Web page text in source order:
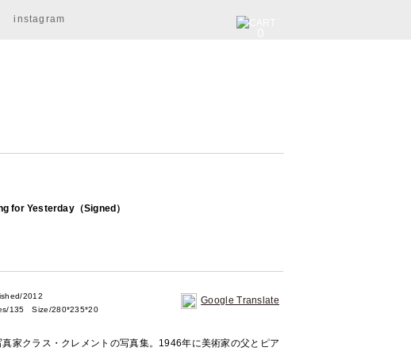
instagram
for Yesterday（Signed）
2012
135 Size/280*235*20
Google Translate
家クラス・クレメントの写真集。1946年に美術家の父とピア